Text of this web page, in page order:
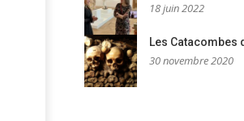
18 juin 2022
Les Catacombes
30 novembre 2020